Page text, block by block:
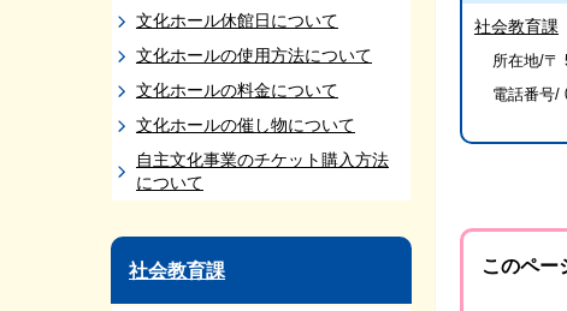
文化ホール休館日について
文化ホールの使用方法について
文化ホールの料金について
文化ホールの催し物について
自主文化事業のチケット購入方法
について
社会教育課
社会教育課
所在地/〒
電話番号/
このペー